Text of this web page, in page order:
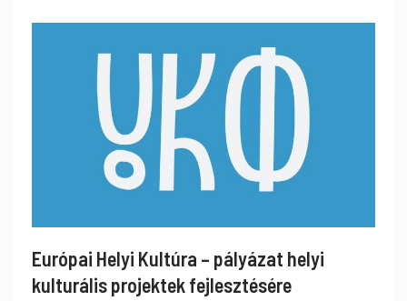
Európai Helyi Kultúra – pályázat helyi
kulturális projektek fejlesztésére